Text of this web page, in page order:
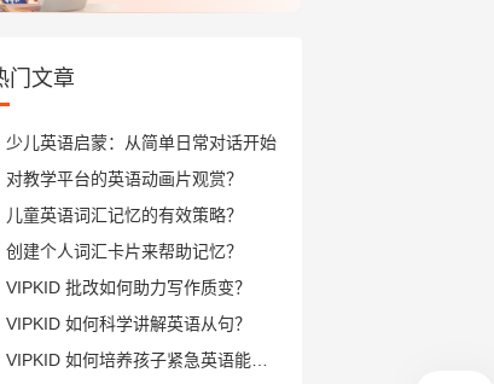
门文章
少儿英语启蒙：从简单日常对话开始
对教学平台的英语动画片观赏？
儿童英语词汇记忆的有效策略？
创建个人词汇卡片来帮助记忆？
VIPKID 批改如何助力写作质变？
VIPKID 如何科学讲解英语从句？
VIPKID 如何培养孩子紧急英语能力？